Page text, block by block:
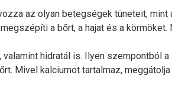
az olyan betegségek tüneteit,
a bőrt, a hajat és a
hidratál is. Ilyen szempontból
Mivel kalciumot tartalmaz,